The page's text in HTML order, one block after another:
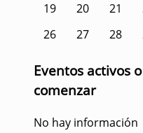
19
20 21
26
27 28
Eventos activos
comenzar
No hay información